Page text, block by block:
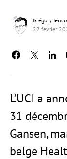
Grégory Ienco
22 février
L’UCI a
31
Gansen,
belge